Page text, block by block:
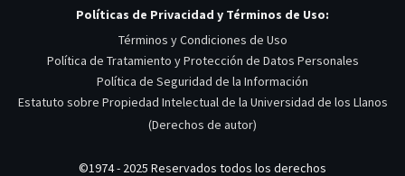
Políticas de Privacidad y Términos de Uso:
Términos y Condiciones de Uso
Política de Tratamiento y Protección de Datos Personales
Política de Seguridad de la Información
Estatuto sobre Propiedad Intelectual de la Universidad de los Llanos
(Derechos de autor)
©1974 - 2025 Reservados todos los derechos